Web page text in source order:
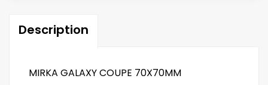
Description
MIRKA GALAXY COUPE 70X70MM